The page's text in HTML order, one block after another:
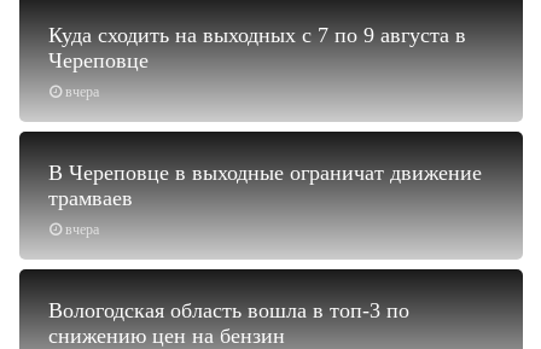
вчера
Куда сходить на выходных с 7 по 9 августа в
Череповце
вчера
В Череповце в выходные ограничат движение
трамваев
Вологодская область вошла в топ-3 по
снижению цен на бензин